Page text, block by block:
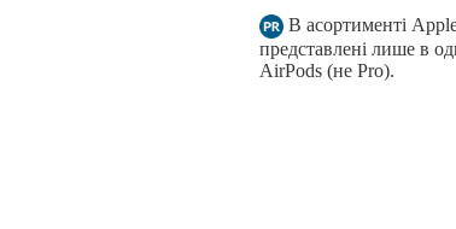
В асортименті
представлені лише в
AirPods (не Pro).